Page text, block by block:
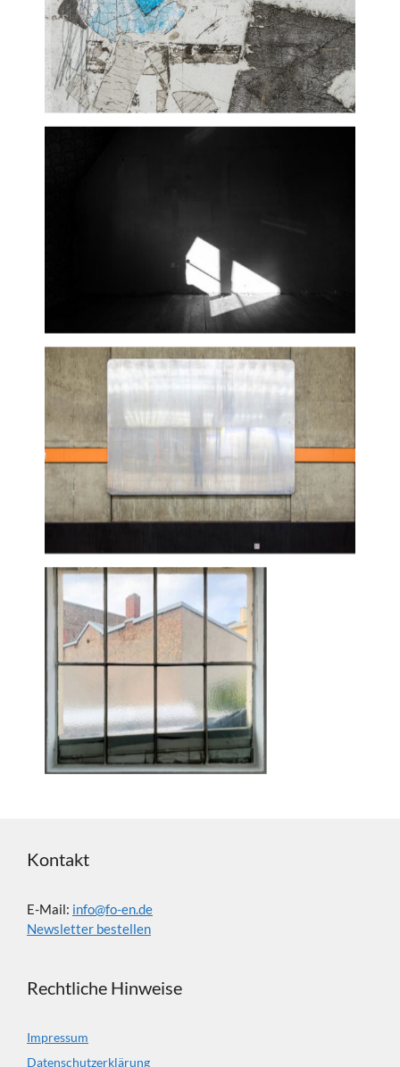
Kontakt
E-Mail: info@fo-en.de
Newsletter bestellen
Rechtliche Hinweise
Impressum
Datenschutzerklärung